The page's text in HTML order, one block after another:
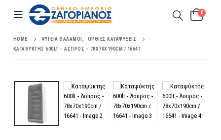
0
HOME ΨΥΓΕΊΑ ΘΆΛΑΜΟΙ
ΌΡΘΙΕΣ ΚΑΤΑΨΎΞΕΙΣ
ΚΑΤΑΨΎΚΤΗΣ 600LT – ΆΣΠΡΟΣ – 78X70X190CM / 16641